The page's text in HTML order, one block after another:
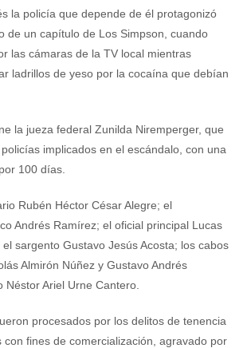
la policía que depende de él protagonizó
de un capítulo de Los Simpson, cuando
las cámaras de la TV local mientras
ladrillos de yeso por la cocaína que debían
la jueza federal Zunilda Niremperger, que
implicados en el escándalo, con una
100 días.
Rubén Héctor César Alegre; el
Andrés Ramírez; el oficial principal Lucas
sargento Gustavo Jesús Acosta; los cabos
Almirón Núñez y Gustavo Andrés
Néstor Ariel Urne Cantero.
procesados por los delitos de tenencia
con fines de comercialización, agravado por